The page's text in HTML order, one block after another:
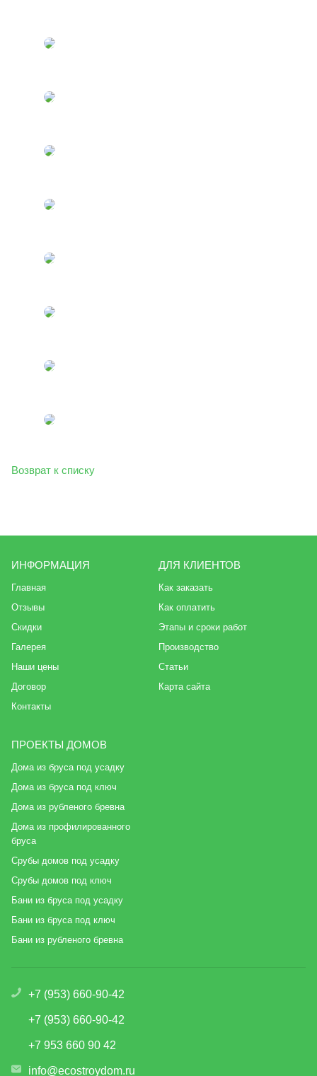
Возврат к списку
ИНФОРМАЦИЯ
Главная
Отзывы
Скидки
Галерея
Наши цены
Договор
Контакты
ДЛЯ КЛИЕНТОВ
Как заказать
Как оплатить
Этапы и сроки работ
Производство
Статьи
Карта сайта
ПРОЕКТЫ ДОМОВ
Дома из бруса под усадку
Дома из бруса под ключ
Дома из рубленого бревна
Дома из профилированного
бруса
Срубы домов под усадку
Срубы домов под ключ
Бани из бруса под усадку
Бани из бруса под ключ
Бани из рубленого бревна
+7 (953) 660-90-42
+7 (953) 660-90-42
+7 953 660 90 42
info@ecostroydom.ru